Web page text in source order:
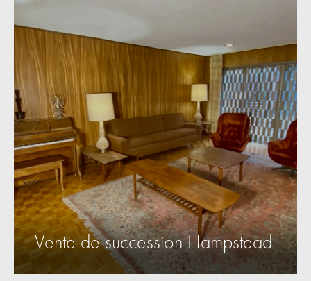
Vente de succession Hampstead